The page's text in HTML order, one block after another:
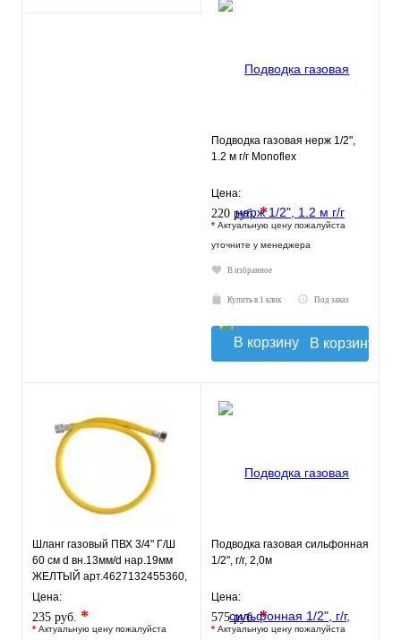
Подводка газовая нерж 1/2",
1.2 м г/г Monoflex
Цена:
220 руб.*
* Актуальную цену пожалуйста
уточните у менеджера
В избранное
Купить в 1 клик Под заказ
В корзину
Шланг газовый ПВХ 3/4" Г/Ш
60 см d вн.13мм/d нар.19мм
ЖЕЛТЫЙ арт.4627132455360,
ELKA
Цена:
235 руб. *
* Актуальную цену пожалуйста
Подводка газовая сильфонная
1/2", г/г, 2,0м
Цена:
575 руб.*
* Актуальную цену пожалуйста